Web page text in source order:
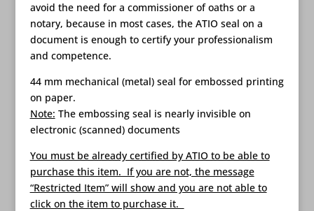
avoid the need for a commissioner of oaths or a
notary, because in most cases, the ATIO seal on a
document is enough to certify your professionalism
and competence.
44 mm mechanical (metal) seal for embossed printing
on paper.
Note: The embossing seal is nearly invisible on
electronic (scanned) documents
You must be already certified by ATIO to be able to
purchase this item. If you are not, the message
“Restricted Item” will show and you are not able to
click on the item to purchase it.